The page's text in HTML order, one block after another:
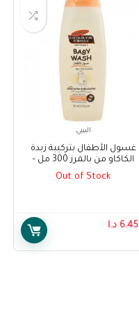
البيبي
غسول الأطفال بتركيبة زبدة
الكاكاو من بالمرز 300 مل –
Palmer’s Cocoa Butter
Out of Stock
6.45 د.ا